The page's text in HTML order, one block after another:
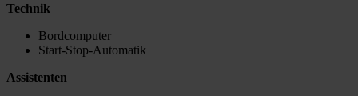
Technik
Bordcomputer
Start-Stop-Automatik
Assistenten